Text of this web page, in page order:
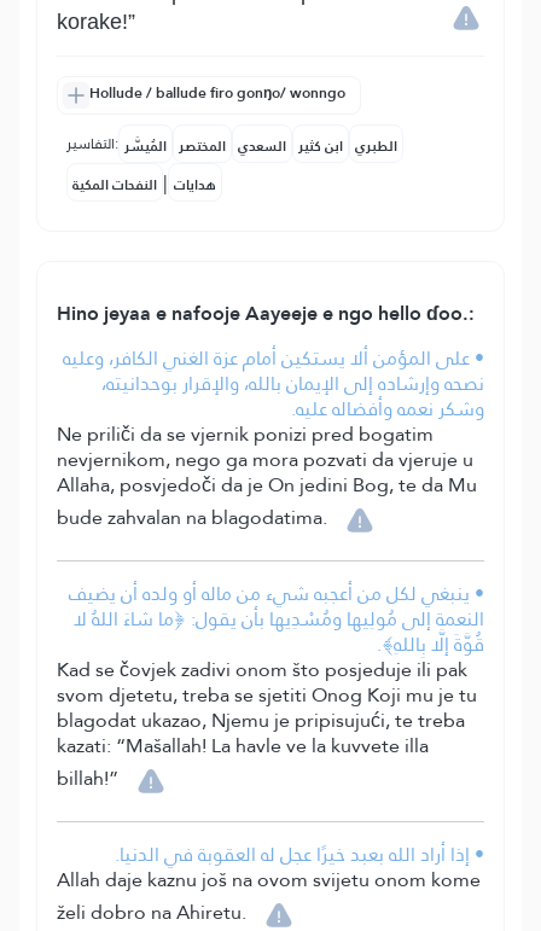
korake!”
Hollude / ballude firo gonŋo/ wonngo
التفاسير: المُيسَّر المختصر السعدي ابن كثير الطبري
النفحات المكية | هدايات
Hino jeyaa e nafooje Aayeeje e ngo hello ɗoo.:
• على المؤمن ألا يستكين أمام عزة الغني الكافر، وعليه
نصحه وإرشاده إلى الإيمان بالله، والإقرار بوحدانيته،
وشكر نعمه وأفضاله عليه.
Ne priliči da se vjernik ponizi pred bogatim
nevjernikom, nego ga mora pozvati da vjeruje u
Allaha, posvjedoči da je On jedini Bog, te da Mu
bude zahvalan na blagodatima.
• ينبغي لكل من أعجبه شيء من ماله أو ولده أن يضيف
النعمة إلى مُولِيها ومُسْدِيها بأن يقول: ﴿ما شاءَ اللهُ لا
قُوَّةَ إلَّا بِاللهِ﴾.
Kad se čovjek zadivi onom što posjeduje ili pak
svom djetetu, treba se sjetiti Onog Koji mu je tu
blagodat ukazao, Njemu je pripisujući, te treba
kazati: “Mašallah! La havle ve la kuvvete illa
billah!”
• إذا أراد الله بعبد خيرًا عجل له العقوبة في الدنيا.
Allah daje kaznu još na ovom svijetu onom kome
želi dobro na Ahiretu.